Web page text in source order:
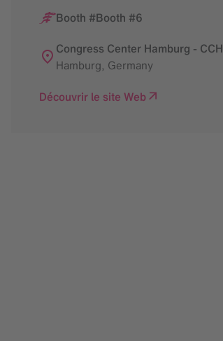
Booth #Booth #6
Congress Center Hamburg - CCH
Hamburg, Germany
Découvrir le site Web